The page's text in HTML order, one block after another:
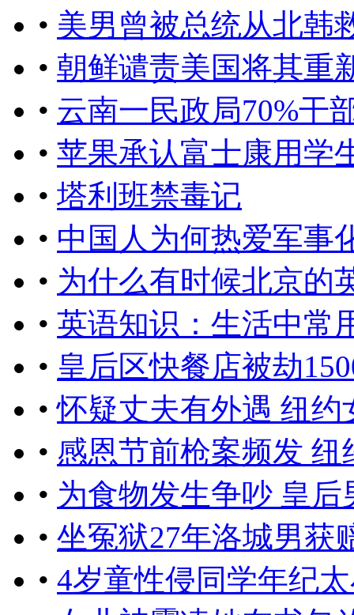
• 美男曾被总统从北韩
• 朝鲜谴责美国将其重
• 云南一民政局70%干
• 苹果承认富士康用学
• 塔利班禁毒记
• 中国人为何热爱军事
• 为什么有时候北京的
• 英语知识：生活中常
• 皇后区快餐店被劫
•怀疑丈夫有外遇 纽
• 感恩节前枪案频发 纽
• 为食物发生争吵 皇
• 坐冤狱27年洛城男获
• 4岁童性侵同学年纪